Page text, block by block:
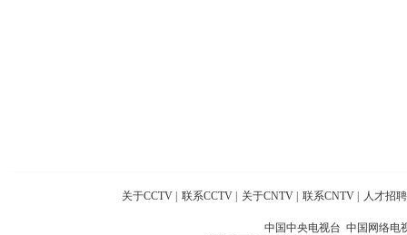
关于CCTV 联系CCTV 关于CNTV 联系CNTV 人才招聘
中国中央电视台 中国网络电